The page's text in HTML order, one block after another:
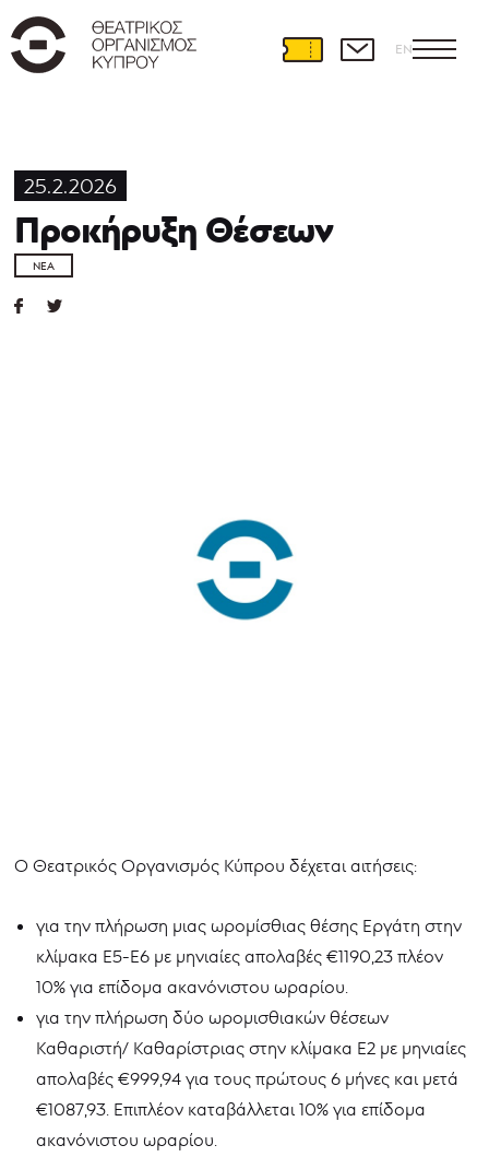
EN
25.2.2026
Προκήρυξη Θέσεων
ΝΈΑ
Ο Θεατρικός Οργανισμός Κύπρου δέχεται αιτήσεις:
για την πλήρωση μιας ωρομίσθιας θέσης Εργάτη στην
κλίμακα Ε5-Ε6 με μηνιαίες απολαβές €1190,23 πλέον
10% για επίδομα ακανόνιστου ωραρίου.
για την πλήρωση δύο ωρομισθιακών θέσεων
Καθαριστή/ Καθαρίστριας στην κλίμακα Ε2 με μηνιαίες
απολαβές €999,94 για τους πρώτους 6 μήνες και μετά
€1087,93. Επιπλέον καταβάλλεται 10% για επίδομα
ακανόνιστου ωραρίου.